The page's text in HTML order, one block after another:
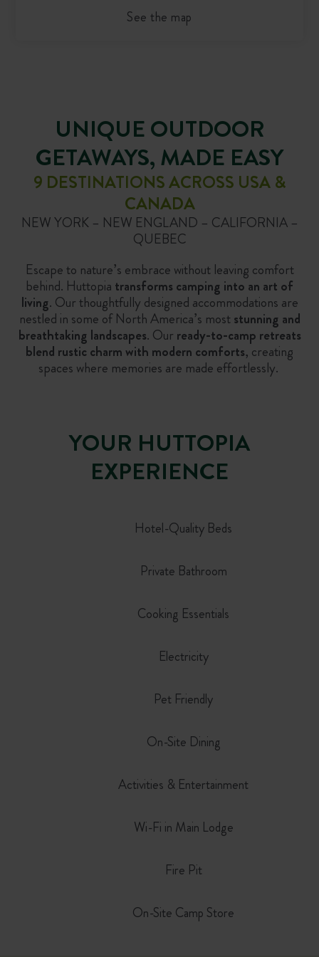
See the map
UNIQUE OUTDOOR
GETAWAYS, MADE EASY
9 DESTINATIONS ACROSS USA &
CANADA
NEW YORK – NEW ENGLAND – CALIFORNIA –
QUEBEC
Escape to nature’s embrace without leaving comfort
behind. Huttopia transforms camping into an art of
living. Our thoughtfully designed accommodations are
nestled in some of North America’s moststunning and
breathtaking landscapes. Our ready-to-camp retreats
blend rustic charm with modern comforts, creating
spaces where memories are made effortlessly.
YOUR HUTTOPIA
EXPERIENCE
Hotel-Quality Beds
Private Bathroom
Cooking Essentials
Electricity
Pet Friendly
On-Site Dining
Activities & Entertainment
Wi-Fi in Main Lodge
Fire Pit
On-Site Camp Store